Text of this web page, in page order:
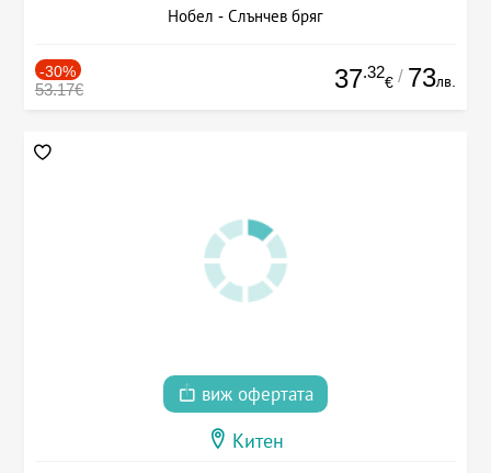
Нобел - Слънчев бряг
-30%
53.17€ 37.32
€ / 73лв.
виж офертата
Китен